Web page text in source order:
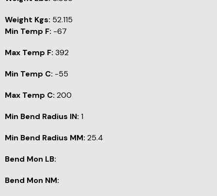
Weight Kgs: 52.115
Min Temp F: -67
Max Temp F: 392
Min Temp C: -55
Max Temp C: 200
Min Bend Radius IN: 1
Min Bend Radius MM: 25.4
Bend Mon LB:
Bend Mon NM: